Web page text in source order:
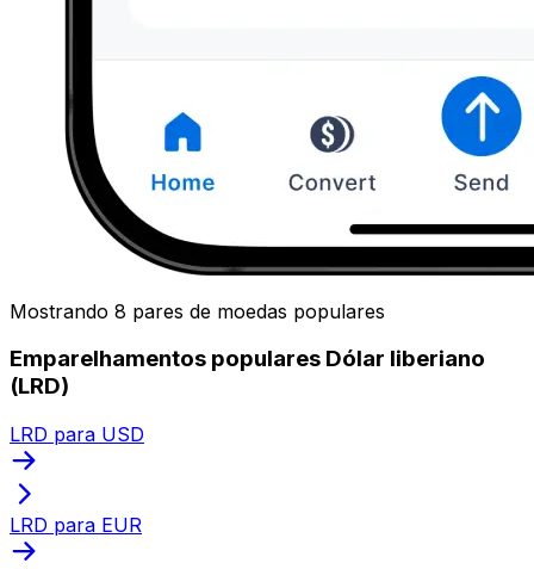
Mostrando 8 pares de moedas populares
Emparelhamentos populares Dólar liberiano
(LRD)
LRD para USD
LRD para EUR